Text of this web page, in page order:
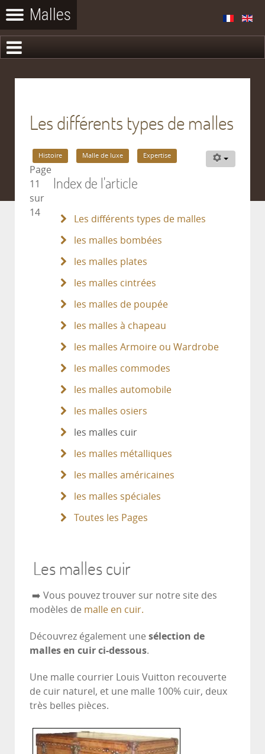
Les différents types de malles
Histoire Malle de luxe Expertise
Index de l'article
Les différents types de malles
les malles bombées
les malles plates
les malles cintrées
les malles de poupée
les malles à chapeau
les malles Armoire ou Wardrobe
les malles commodes
les malles automobile
les malles osiers
les malles cuir
les malles métalliques
les malles américaines
les malles spéciales
Toutes les Pages
Page
11
sur
14
Les malles cuir
➡️ Vous pouvez trouver sur notre site des
modèles de malle en cuir.
Découvrez également une sélection de
malles en cuir ci-dessous.
Une malle courrier Louis Vuitton recouverte
de cuir naturel, et une malle 100% cuir, deux
très belles pièces.